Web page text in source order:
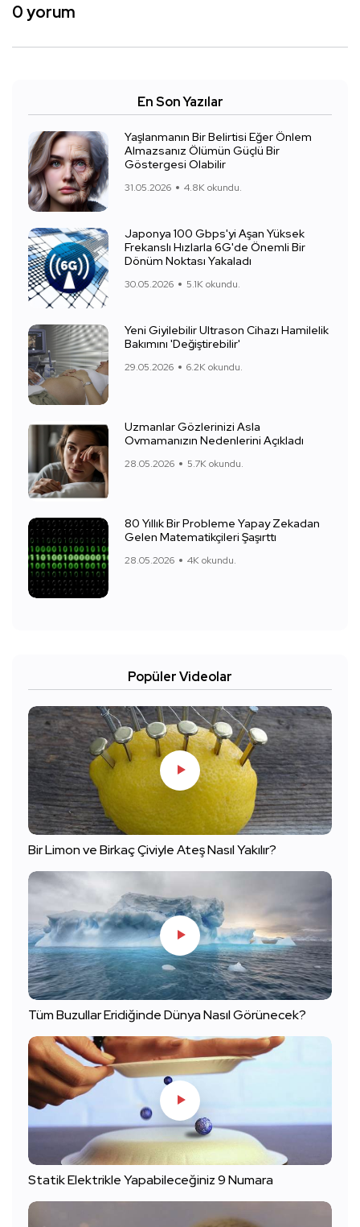
0 yorum
En Son Yazılar
Yaşlanmanın Bir Belirtisi Eğer Önlem
Almazsanız Ölümün Güçlü Bir
Göstergesi Olabilir
31.05.2026 4.8K okundu.
Japonya 100 Gbps'yi Aşan Yüksek
Frekanslı Hızlarla 6G'de Önemli Bir
Dönüm Noktası Yakaladı
30.05.2026 5.1K okundu.
Yeni Giyilebilir Ultrason Cihazı Hamilelik
Bakımını 'Değiştirebilir'
29.05.2026 6.2K okundu.
Uzmanlar Gözlerinizi Asla
Ovmamanızın Nedenlerini Açıkladı
28.05.2026 5.7K okundu.
80 Yıllık Bir Probleme Yapay Zekadan
Gelen Matematikçileri Şaşırttı
28.05.2026 4K okundu.
Popüler Videolar
Bir Limon ve Birkaç Çiviyle Ateş Nasıl Yakılır?
Tüm Buzullar Eridiğinde Dünya Nasıl Görünecek?
Statik Elektrikle Yapabileceğiniz 9 Numara